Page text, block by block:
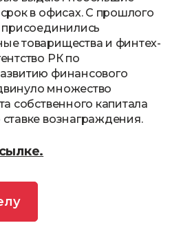
в офисах. С прошлого
присоединились
товарищества и финтех-
РК по
финансового
множество
собственного капитала
вознаграждения.